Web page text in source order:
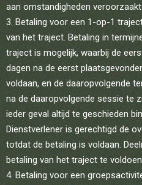
aan omstandigheden
Betaling voor een 1-op-1
van het traject. Betaling in
traject is mogelijk, waarbij de
dagen na de eerst
voldaan, en de daaropvolgende
na de daaropvolgende sessie te
ieder geval altijd te geschieden
Dienstverlener is gerechtigd de
totdat de betaling is voldaan.
betaling van het traject te voldoen.
Betaling voor een